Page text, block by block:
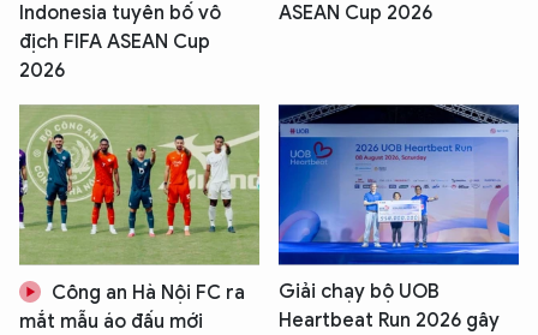
Indonesia tuyên bố vô
địch FIFA ASEAN Cup
2026
ASEAN Cup 2026
Công an Hà Nội FC ra
mắt mẫu áo đấu mới
Giải chạy bộ UOB
Heartbeat Run 2026 gây